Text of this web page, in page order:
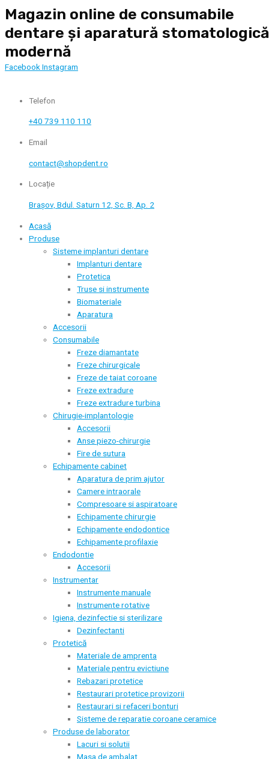
Skip
content
Magazin online de consumabile
dentare și aparatură stomatologică
modernă
FacebookInstagram
Telefon
+40 739 110 110
Email
contact@shopdent.ro
Locație
Brașov, Bdul. Saturn 12, Sc. B, Ap. 2
Acasă
Produse
Sisteme implanturi dentare
Implanturi dentare
Protetica
Truse si instrumente
Biomateriale
Aparatura
Accesorii
Consumabile
Freze diamantate
Freze chirurgicale
Freze de taiat coroane
Freze extradure
Freze extradure turbina
Chirugie-implantologie
Accesorii
Anse piezo-chirurgie
Fire de sutura
Echipamente cabinet
Aparatura de prim ajutor
Camere intraorale
Compresoare si aspiratoare
Echipamente chirurgie
Echipamente endodontice
Echipamente profilaxie
Endodontie
Accesorii
Instrumentar
Instrumente manuale
Instrumente rotative
Igiena, dezinfectie si sterilizare
Dezinfectanti
Protetică
Materiale de amprenta
Materiale pentru evictiune
Rebazari protetice
Restaurari protetice provizorii
Restaurari si refaceri bonturi
Sisteme de reparatie coroane ceramice
Produse de laborator
Lacuri si solutii
Masa de ambalat